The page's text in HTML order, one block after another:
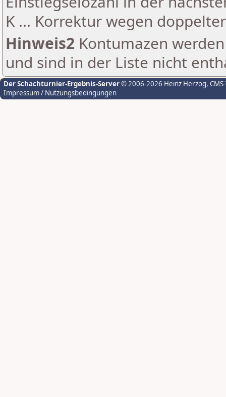
K ... Korrektur wegen
Hinweis2 Kontumazen
und sind in der Liste nicht
Der Schachturnier-Ergebnis-Server© 2006-2026 Heinz Herzog,
Impressum / Nutzungsbedingungen